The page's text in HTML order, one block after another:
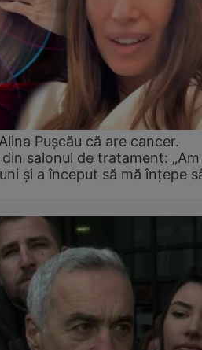
Pușcău că are cancer.
salonul de tratament:
și a început să mă înțepe